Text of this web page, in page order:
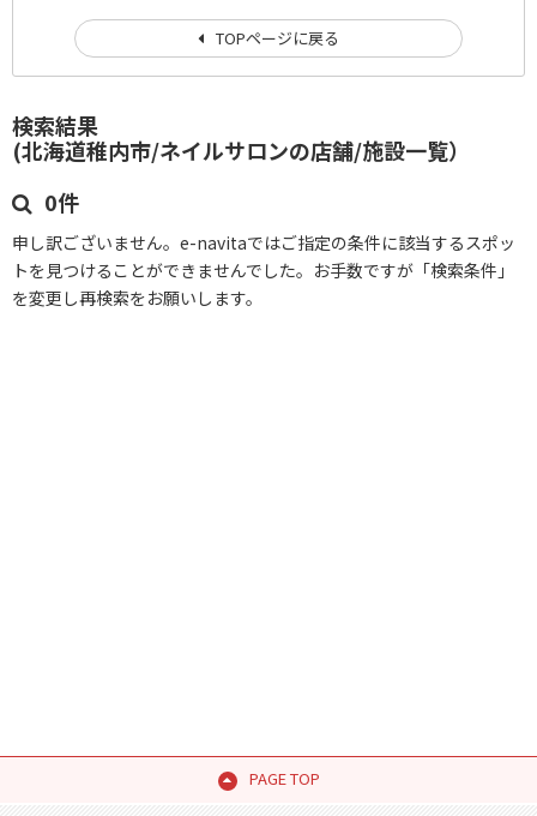
検索結果
(北海道稚内市/ネイルサロンの店舗/施設一覧）
0件
申し訳ございません。e-navitaではご指定の条件に該当するスポッ
トを見つけることができませんでした。お手数ですが「検索条件」
を変更し再検索をお願いします。
TOPページに戻る
PAGE TOP